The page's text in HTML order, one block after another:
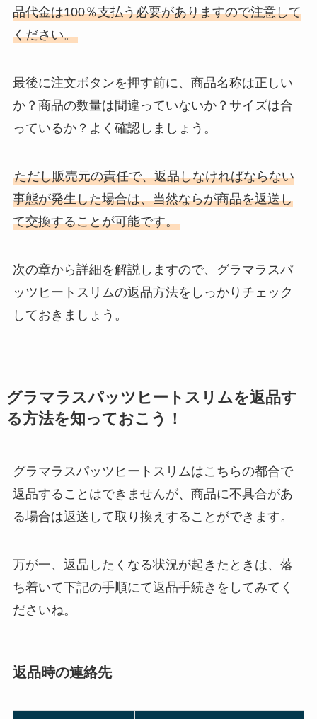
品代金は100％支払う必要がありますので注意して
ください。
最後に注文ボタンを押す前に、商品名称は正しい
か？商品の数量は間違っていないか？サイズは合
っているか？よく確認しましょう。
ただし販売元の責任で、返品しなければならない
事態が発生した場合は、当然ならが商品を返送し
て交換することが可能です。
次の章から詳細を解説しますので、グラマラスパ
ッツヒートスリムの返品方法をしっかりチェック
しておきましょう。
グラマラスパッツヒートスリムを返品す
る方法を知っておこう！
グラマラスパッツヒートスリムはこちらの都合で
返品することはできませんが、商品に不具合があ
る場合は返送して取り換えすることができます。
万が一、返品したくなる状況が起きたときは、落
ち着いて下記の手順にて返品手続きをしてみてく
ださいね。
返品時の連絡先